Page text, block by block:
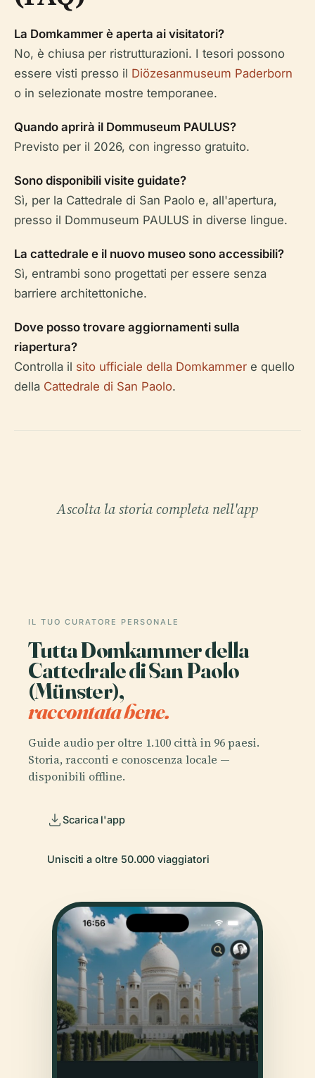
La Domkammer è aperta ai visitatori?
No, è chiusa per ristrutturazioni. I tesori possono
essere visti presso il Diözesanmuseum Paderborn
o in selezionate mostre temporanee.
Quando aprirà il Dommuseum PAULUS?
Previsto per il 2026, con ingresso gratuito.
Sono disponibili visite guidate?
Sì, per la Cattedrale di San Paolo e, all'apertura,
presso il Dommuseum PAULUS in diverse lingue.
La cattedrale e il nuovo museo sono accessibili?
Sì, entrambi sono progettati per essere senza
barriere architettoniche.
Dove posso trovare aggiornamenti sulla
riapertura?
Controlla il sito ufficiale della Domkammer e quello
della Cattedrale di San Paolo.
Ascolta la storia completa nell'app
IL TUO CURATORE PERSONALE
Tutta Domkammer della
Cattedrale di San Paolo
(Münster),
raccontata bene.
Guide audio per oltre 1.100 città in 96 paesi.
Storia, racconti e conoscenza locale —
disponibili offline.
Scarica l'app
Unisciti a oltre 50.000 viaggiatori